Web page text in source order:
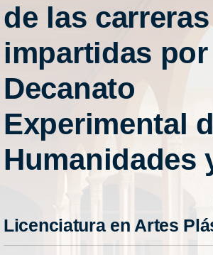
de las carreras
impartidas por
Decanato
Experimental
Humanidades
Licenciatura en Artes